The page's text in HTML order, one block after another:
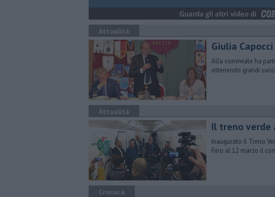
Attualità
Giulia
Alla conviviale ha
ottenendo grandi
Attualità
Il treno verde
Inaugurato il Treno
Fino al 12 marzo il
Cronaca